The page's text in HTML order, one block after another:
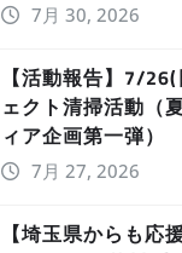
7月 30, 2026
【活動報告】7/
ェクト清掃活動（
ィア企画第一弾）
7月 27, 2026
【埼玉県からも応